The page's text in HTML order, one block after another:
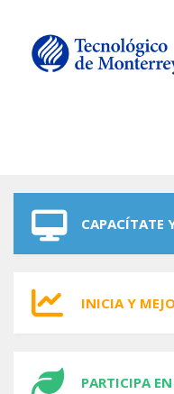
CAPACÍTATE
INICIA Y
PARTICIPA